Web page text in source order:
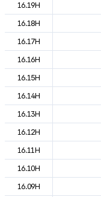
16.19H
16.18H
16.17H
16.16H
16.15H
16.14H
16.13H
16.12H
16.11H
16.10H
16.09H